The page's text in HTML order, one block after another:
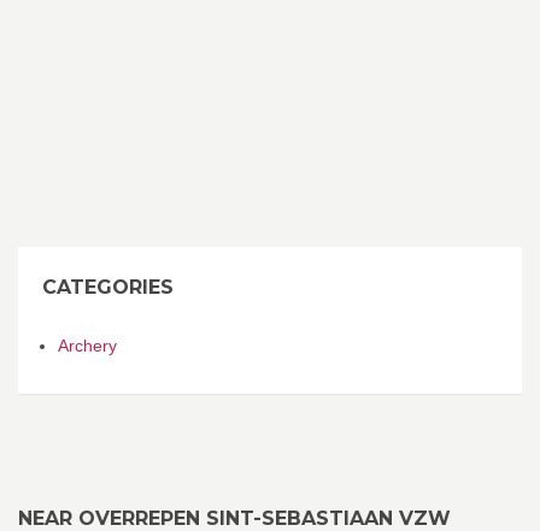
CATEGORIES
Archery
NEAR OVERREPEN SINT-SEBASTIAAN VZW